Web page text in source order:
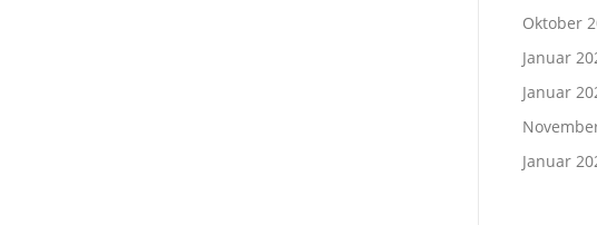
Oktober
Januar
Januar
Januar